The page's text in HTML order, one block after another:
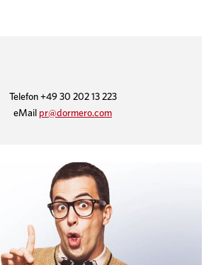
Telefon +49 30 202 13 223
eMail pr@dormero.com